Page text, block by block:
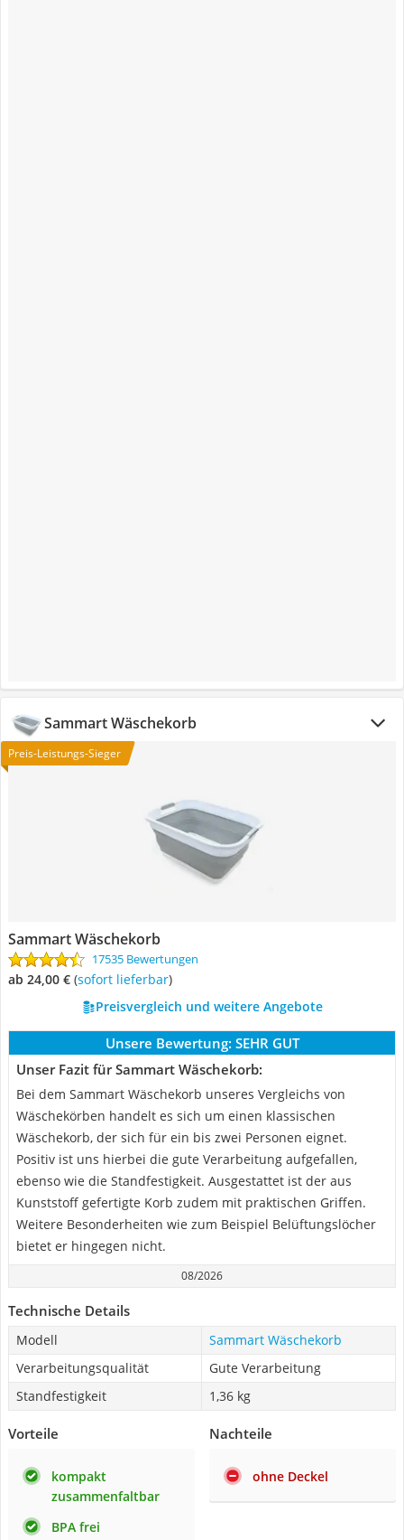
Sammart Wäschekorb
Preis-Leistungs-Sieger
Sammart Wäschekorb
17535 Bewertungen
ab 24,00 € ( Sofort lieferbar)
Preisvergleich und weitere Angebote
Unsere Bewertung: SEHR GUT
Unser Fazit für Sammart Wäschekorb:
Bei dem Sammart Wäschekorb unseres Vergleichs von
Wäschekörben handelt es sich um einen klassischen
Wäschekorb, der sich für ein bis zwei Personen eignet.
Positiv ist uns hierbei die gute Verarbeitung aufgefallen,
ebenso wie die Standfestigkeit. Ausgestattet ist der aus
Kunststoff gefertigte Korb zudem mit praktischen Griffen.
Weitere Besonderheiten wie zum Beispiel Belüftungslöcher
bietet er hingegen nicht.
08/2026
Technische Details
Modell
Sammart Wäschekorb
Verarbeitungsqualität
Gute Verarbeitung
Standfestigkeit
1,36 kg
Vorteile
kompakt
zusammenfaltbar
BPA frei
Nachteile
ohne Deckel